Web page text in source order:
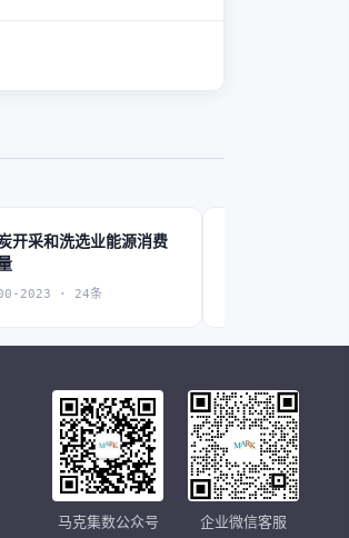
开采和洗选业能源消费
2023 · 24条
马克集数公众号 企业微信客服